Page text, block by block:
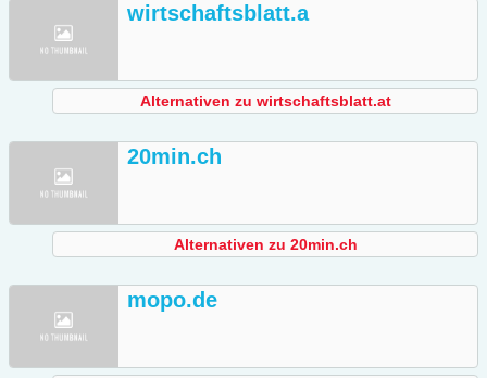
wirtschaftsblatt.a
Alternativen zu wirtschaftsblatt.at
20min.ch
Alternativen zu 20min.ch
mopo.de